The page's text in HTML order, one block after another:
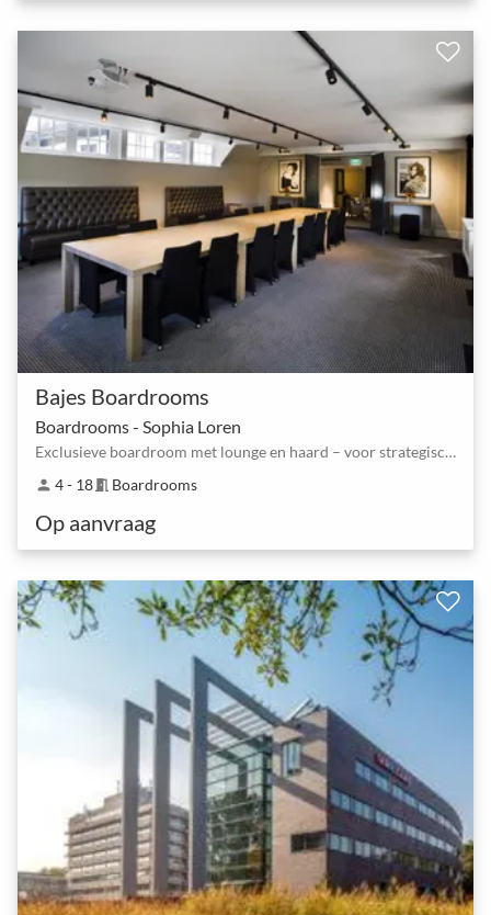
Bajes Boardrooms
Boardrooms - Sophia Loren
Exclusieve boardroom met lounge en haard – voor strategische sessies
person 4 - 18meeting_room Boardrooms
Op aanvraag